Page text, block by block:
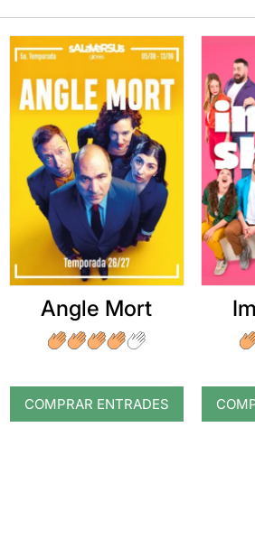
Angle Mort
COMPRAR ENTRADES